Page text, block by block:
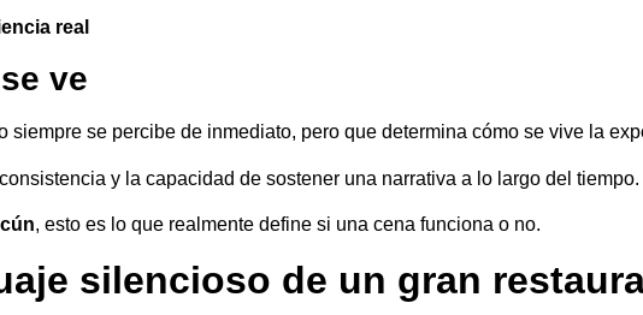
real
ve
siempre se percibe de inmediato, pero que determina cómo se vive la
y la capacidad de sostener una narrativa a lo largo del tiempo.
, esto es lo que realmente define si una cena funciona o no.
silencioso de un gran